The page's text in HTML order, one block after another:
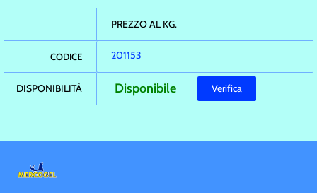
PREZZO AL KG.
CODICE 201153
DISPONIBILITÀ Verifica
Disponibile